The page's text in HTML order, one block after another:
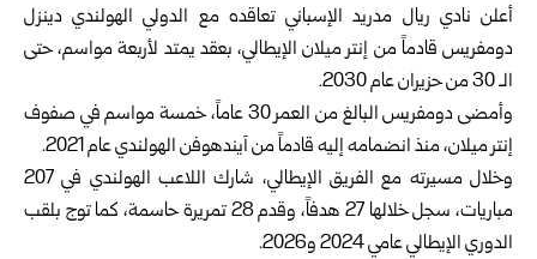
أعلن نادي ريال مدريدالإسباني تعاقده مع الدولي الهولندي دينزل
دومفريس قادماً من إنتر ميلان الإيطالي، بعقد يمتد لأربعة ‏مواسم، حتى
الـ 30 من حزيران عام 2030.
وأمضى دومفريس البالغ من العمر 30 عاماً، خمسة مواسم في صفوف
إنتر ميلان، منذ انضمامه إليه قادماً من آيندهوفن ‏الهولندي عام 2021.
وخلال مسيرته مع الفريق الإيطالي، شارك اللاعب الهولندي في 207
مباريات، سجل خلالها 27 هدفاً، وقدم 28 تمريرة ‏حاسمة، كما توج بلقب
الدوري الإيطالي عامي 2024 و2026.